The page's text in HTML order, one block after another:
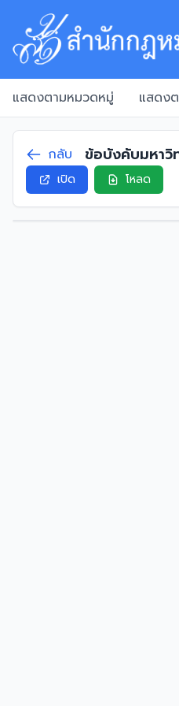
แสดงตามหมวดหมู่ แสดง
กลับ
ข้อบังคับมหา
กรรมการสภา
มหาวิทยาลัยส
เปิด โหลด